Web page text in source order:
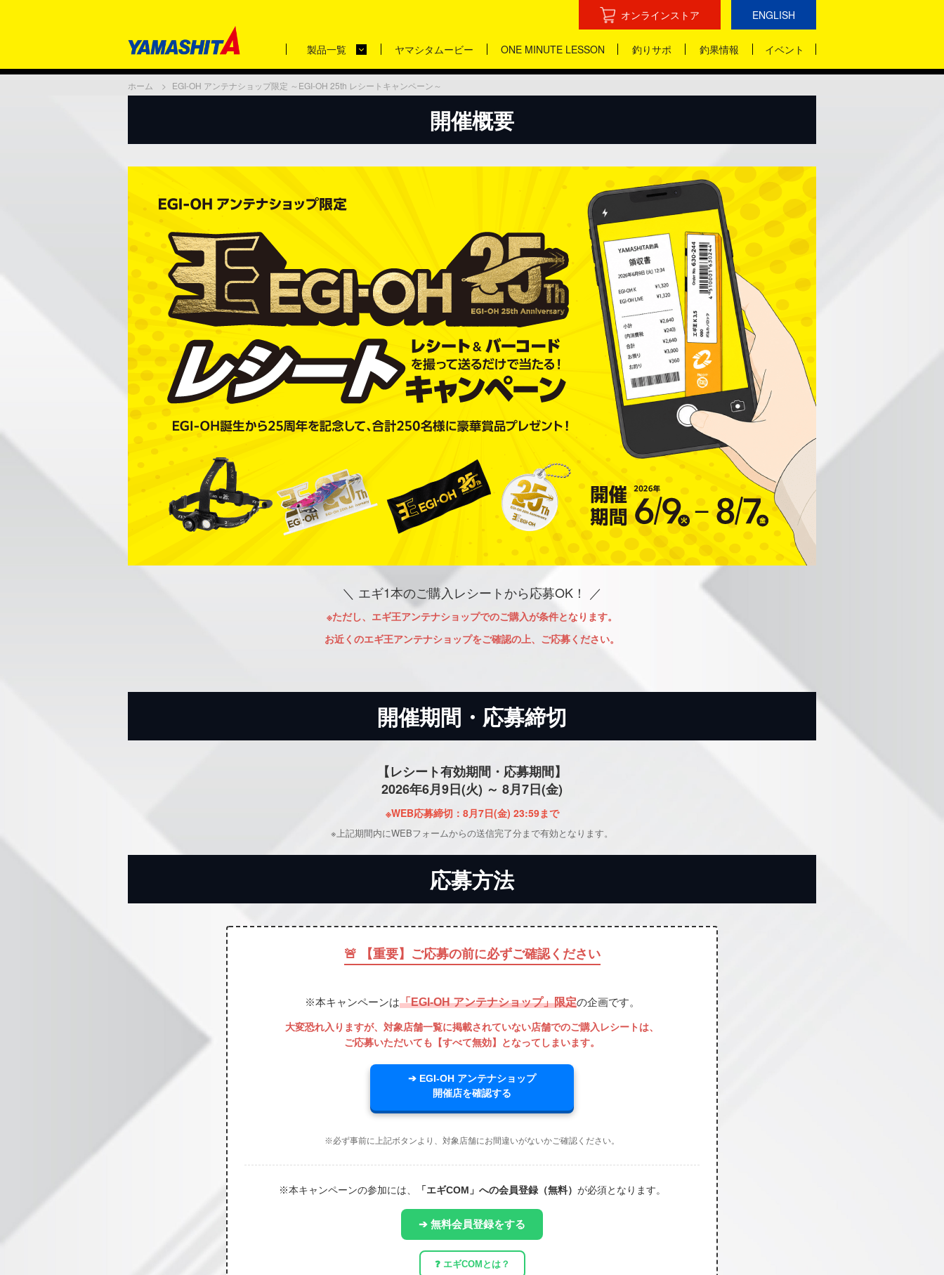
オンラインストア ENGLISH
製品一覧 ヤマシタムービー ONE MINUTE LESSON 釣りサポ 釣果情報 イベント
ホーム EGI-OH アンテナショップ限定 ～EGI-OH 25th レシートキャンペーン～
開催概要
＼ エギ1本のご購入レシートから応募OK！ ／
※ただし、エギ王アンテナショップでのご購入が条件となります。
お近くのエギ王アンテナショップをご確認の上、ご応募ください。
開催期間・応募締切
【レシート有効期間・応募期間】
2026年6月9日(火) ～ 8月7日(金)
※WEB応募締切：8月7日(金) 23:59まで
※上記期間内にWEBフォームからの送信完了分まで有効となります。
応募方法
🚨 【重要】ご応募の前に必ずご確認ください
※本キャンペーンは「EGI-OH アンテナショップ」限定の企画です。
大変恐れ入りますが、対象店舗一覧に掲載されていない店舗でのご購入レシートは、
ご応募いただいても【すべて無効】となってしまいます。
➔ EGI-OH アンテナショップ
開催店を確認する
※必ず事前に上記ボタンより、対象店舗にお間違いがないかご確認ください。
※本キャンペーンの参加には、 「エギCOM」への会員登録（無料） が必須となります。
➔ 無料会員登録をする
❓ エギCOMとは？